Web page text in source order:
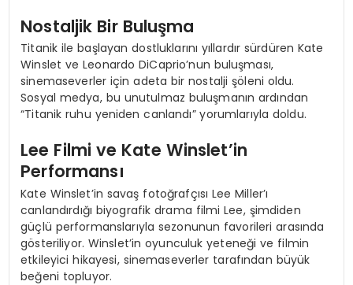
Nostaljik Bir Buluşma
Titanik ile başlayan dostluklarını yıllardır sürdüren Kate
Winslet ve Leonardo DiCaprio’nun buluşması,
sinemaseverler için adeta bir nostalji şöleni oldu.
Sosyal medya, bu unutulmaz buluşmanın ardından
“Titanik ruhu yeniden canlandı” yorumlarıyla doldu.
Lee Filmi ve Kate Winslet’in
Performansı
Kate Winslet’in savaş fotoğrafçısı Lee Miller’ı
canlandırdığı biyografik drama filmi Lee, şimdiden
güçlü performanslarıyla sezonunun favorileri arasında
gösteriliyor. Winslet’in oyunculuk yeteneği ve filmin
etkileyici hikayesi, sinemaseverler tarafından büyük
beğeni topluyor.